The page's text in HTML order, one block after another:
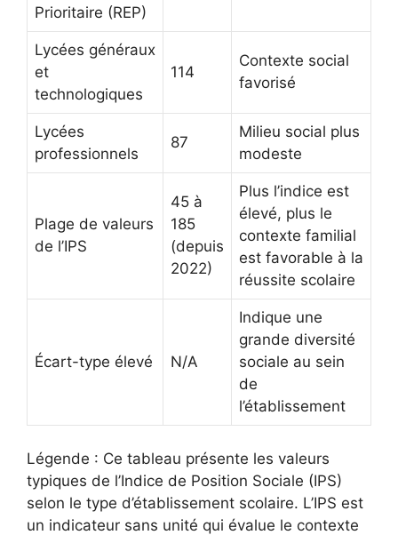
Prioritaire (REP)
Lycées généraux
et
technologiques
114
Contexte social
favorisé
Lycées
professionnels
87
Milieu social plus
modeste
Plage de valeurs
de l’IPS
45 à
185
(depuis
2022)
Plus l’indice est
élevé, plus le
contexte familial
est favorable à la
réussite scolaire
Écart-type élevé N/A
Indique une
grande diversité
sociale au sein
de
l’établissement
Légende : Ce tableau présente les valeurs
typiques de l’Indice de Position Sociale (IPS)
selon le type d’établissement scolaire. L’IPS est
un indicateur sans unité qui évalue le contexte